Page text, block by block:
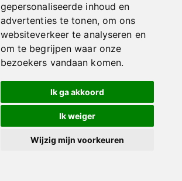
gepersonaliseerde inhoud en
advertenties te tonen, om ons
websiteverkeer te analyseren en
om te begrijpen waar onze
bezoekers vandaan komen.
Ik ga akkoord
Ik weiger
Wijzig mijn voorkeuren